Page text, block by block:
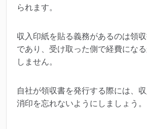
られます。
収入印紙を貼る義務があるのは領
であり、受け取った側で経費にな
しません。
自社が領収書を発行する際には、
消印を忘れないようにしましょう。